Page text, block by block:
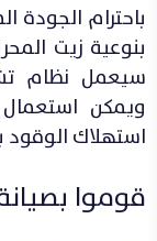
باحترام
بنوعية زيت
سيعمل نظام
ويمكن
استهلاك الوقود بنسبة 2
قوموا